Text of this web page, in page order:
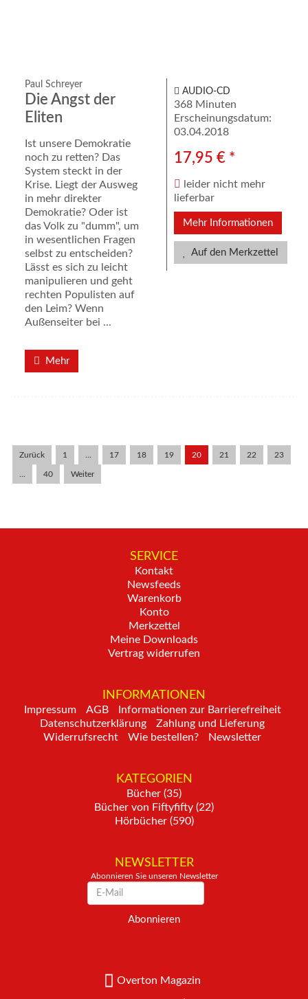
Paul Schreyer
Die Angst der
Eliten
Ist unsere Demokratie
noch zu retten? Das
System steckt in der
Krise. Liegt der Ausweg
in mehr direkter
Demokratie? Oder ist
das Volk zu "dumm", um
in wesentlichen Fragen
selbst zu entscheiden?
Lässt es sich zu leicht
manipulieren und geht
rechten Populisten auf
den Leim? Wenn
Außenseiter bei ...
Mehr
AUDIO-CD
368 Minuten
Erscheinungsdatum:
03.04.2018
17,95 € *
leider nicht mehr
lieferbar
Mehr Informationen
Auf den Merkzettel
Zurück 1 17 18 19 20 21 22 23
40 Weiter
SERVICE
Kontakt
Newsfeeds
Warenkorb
Konto
Merkzettel
Meine Downloads
Vertrag widerrufen
INFORMATIONEN
Impressum AGB
Informationen zur Barrierefreiheit
Datenschutzerklärung
Zahlung und Lieferung
Widerrufsrecht
Wie bestellen? Newsletter
KATEGORIEN
Bücher (35)
Bücher von Fiftyfifty (22)
Hörbücher (590)
NEWSLETTER
Abonnieren Sie unseren Newsletter
Abonnieren
Overton Magazin